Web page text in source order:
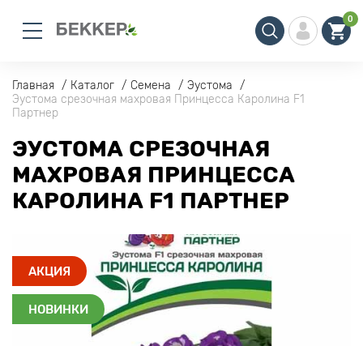
0
Главная Каталог Семена
Эустома
Эустома срезочная махровая Принцесса Каролина F1
Партнер
ЭУСТОМА СРЕЗОЧНАЯ
МАХРОВАЯ ПРИНЦЕССА
КАРОЛИНА F1 ПАРТНЕР
АКЦИЯ
НОВИНКИ